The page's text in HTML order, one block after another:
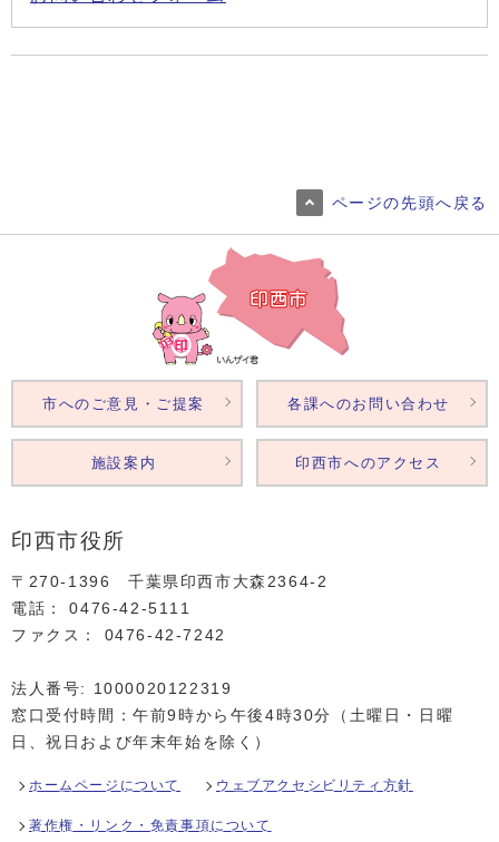
ページの先頭へ戻る
印西市役所
〒270-1396 千葉県印西市大森2364‐2
電話： 0476‐42‐5111
ファクス： 0476‐42‐7242
法人番号: 1000020122319
窓口受付時間：午前9時から午後4時30分（土曜日・日曜
日、祝日および年末年始を除く）
ホームページについて ウェブアクセシビリティ方針
著作権・リンク・免責事項について
市へのご意見・ご提案 各課へのお問い合わせ
施設案内 印西市へのアクセス